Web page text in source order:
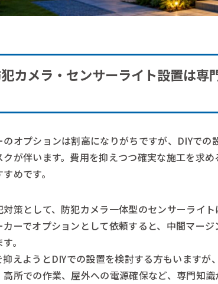
カメラ・センサーライト設置は専
オプションは割高になりがちですが、DIYでの
クが伴います。費用を抑えつつ確実な施工を求
めです。
策として、防犯カメラ一体型のセンサーライ
カーでオプションとして依頼すると、中間マー
。
えようとDIYでの設置を検討する方もいますが
所での作業、屋外への電源確保など、専門知